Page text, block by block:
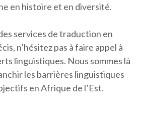
en histoire et en diversité.
services de traduction en
n’hésitez pas à faire appel à
linguistiques. Nous sommes là
les barrières linguistiques
en Afrique de l’Est.